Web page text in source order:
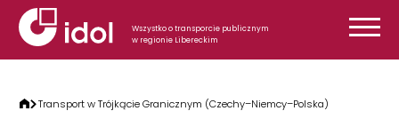
Przejdź do treści
Wszystko o transporcie publicznym
w regionie Libereckim
Transport w Trójkącie Granicznym (Czechy–Niemcy–Polska)